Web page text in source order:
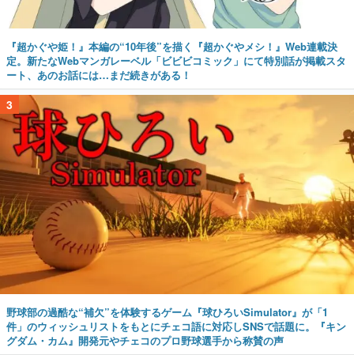
『超かぐや姫！』本編の“10年後”を描く『超かぐやメシ！』Web連載決
定。新たなWebマンガレーベル「ビビビコミック」にて特別話が掲載スタ
ート、あのお話には…まだ続きがある！
3
野球部の過酷な“補欠”を体験するゲーム『球ひろいSimulator』が「1
件」のウィッシュリストをもとにチェコ語に対応しSNSで話題に。『キン
グダム・カム』開発元やチェコのプロ野球選手から称賛の声